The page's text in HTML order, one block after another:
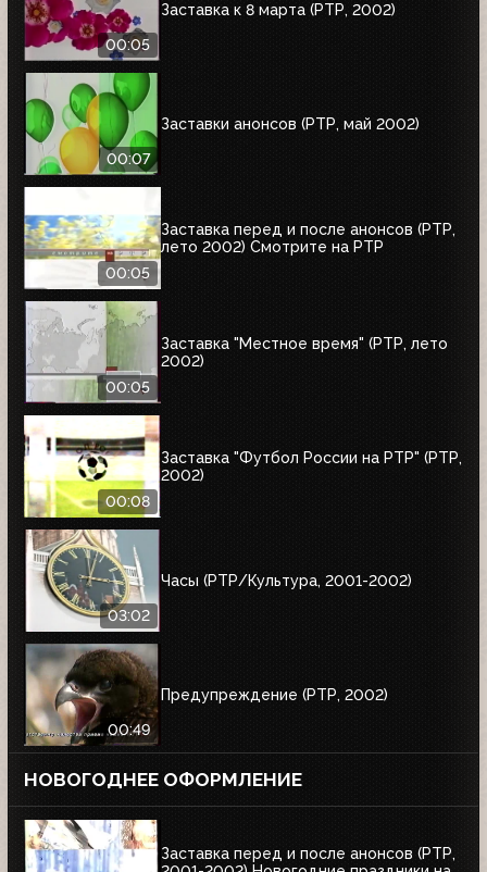
00:05
Заставка к 8 марта (РТР, 2002)
00:07
Заставки анонсов (РТР, май 2002)
00:05
Заставка перед и после анонсов (РТР,
лето 2002) Смотрите на РТР
00:05
Заставка "Местное время" (РТР, лето
2002)
00:08
Заставка "Футбол России на РТР" (РТР,
2002)
03:02
Часы (РТР/Культура, 2001-2002)
00:49
Предупреждение (РТР, 2002)
НОВОГОДНЕЕ ОФОРМЛЕНИЕ
Заставка перед и после анонсов (РТР,